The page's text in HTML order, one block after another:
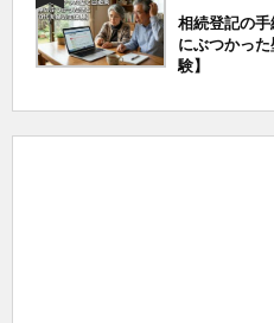
相続登記の
にぶつかっ
験】